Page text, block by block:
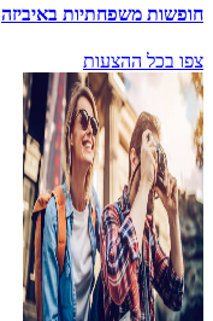
חופשות משפחתיות באיביזה
צפו בכל ההצעות